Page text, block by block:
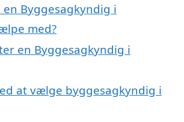
en Byggesagkyndig i
med?
en Byggesagkyndig i
at vælge byggesagkyndig i